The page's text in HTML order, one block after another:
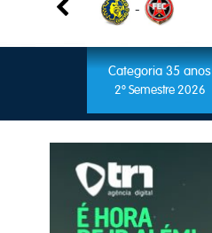
-
Categoria 35 anos
2º Semestre 2026